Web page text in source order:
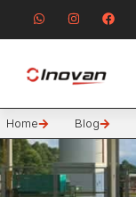
Home Blog